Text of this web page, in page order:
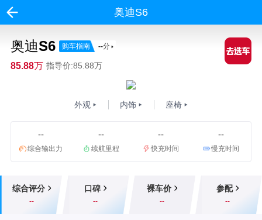
奥迪S6
奥迪S6 购车指南 --分
85.88万 指导价:85.88万
外观 内饰 座椅
--
综合输出力
--
续航里程
--
快充时间
--
慢充时间
综合评分
--
口碑
--
裸车价
--
参配
--